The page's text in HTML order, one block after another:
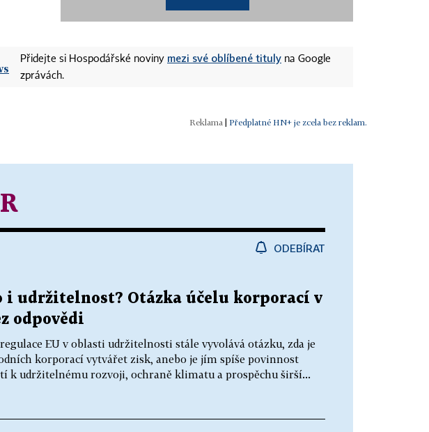
Přidejte si Hospodářské noviny mezi své oblíbené tituly na Google
zprávách.
| Předplatné HN+ je zcela bez reklam.
ODEBÍRAT
i udržitelnost? Otázka účelu korporací v
odpovědi
EU v oblasti udržitelnosti stále vyvolává otázku, zda je
korporací vytvářet zisk, anebo je jím spíše povinnost
k udržitelnému rozvoji, ochraně klimatu a prospěchu širší...